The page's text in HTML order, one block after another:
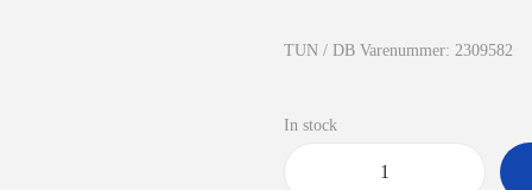
TUN / DB Varenummer: 2309582
In stock